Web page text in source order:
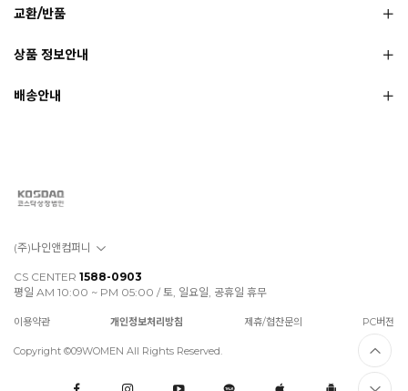
교환/반품
상품 정보안내
배송안내
(주)나인앤컴퍼니
CS CENTER 1588-0903
평일 AM 10:00 ~ PM 05:00 / 토, 일요일, 공휴일 휴무
이용약관 개인정보처리방침 제휴/협찬문의 PC버전
Copyright ©09WOMEN All Rights Reserved.